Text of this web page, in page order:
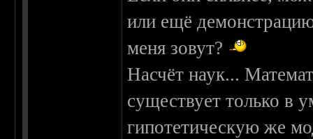
или ещё
меня зовут?
Насчёт наук...
существует только в
гипотетическую же